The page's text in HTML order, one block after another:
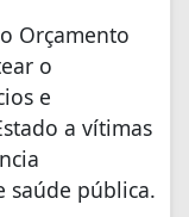
Orçamento
o
e
a vítimas
saúde pública.